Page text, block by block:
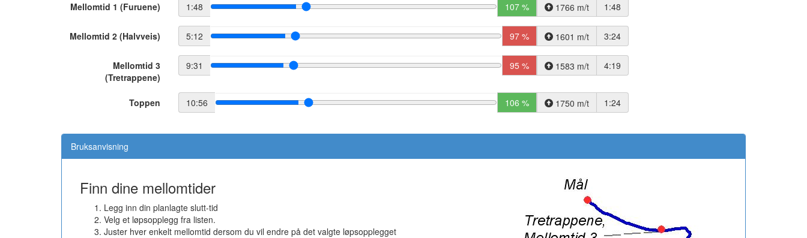
Mellomtid 1 (Furuene) 1:48 107 % 1766 m/t 1:48
Mellomtid 2 (Halvveis) 5:12 97 % 1601 m/t 3:24
Mellomtid 3
(Tretrappene)
9:31 95 % 1583 m/t 4:19
Toppen 10:56 106 % 1750 m/t 1:24
Bruksanvisning
Finn dine mellomtider
Legg inn din planlagte slutt-tid
Velg et løpsopplegg fra listen.
Juster hver enkelt mellomtid dersom du vil endre på det valgte løpsopplegget